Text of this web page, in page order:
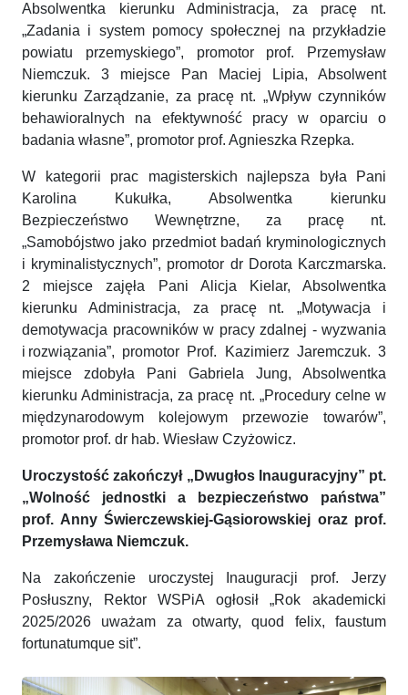
Absolwentka kierunku Administracja, za pracę nt.
„Zadania i system pomocy społecznej na przykładzie
powiatu przemyskiego”, promotor prof. Przemysław
Niemczuk. 3 miejsce Pan Maciej Lipia, Absolwent
kierunku Zarządzanie, za pracę nt. „Wpływ czynników
behawioralnych na efektywność pracy w oparciu o
badania własne”, promotor prof. Agnieszka Rzepka.
W kategorii prac magisterskich najlepsza była Pani
Karolina Kukułka, Absolwentka kierunku
Bezpieczeństwo Wewnętrzne, za pracę nt.
„Samobójstwo jako przedmiot badań kryminologicznych
i kryminalistycznych”, promotor dr Dorota Karczmarska.
2 miejsce zajęła Pani Alicja Kielar, Absolwentka
kierunku Administracja, za pracę nt. „Motywacja i
demotywacja pracowników w pracy zdalnej - wyzwania
i rozwiązania”, promotor Prof. Kazimierz Jaremczuk. 3
miejsce zdobyła Pani Gabriela Jung, Absolwentka
kierunku Administracja, za pracę nt. „Procedury celne w
międzynarodowym kolejowym przewozie towarów”,
promotor prof. dr hab. Wiesław Czyżowicz.
Uroczystość zakończył „Dwugłos Inauguracyjny” pt.
„Wolność jednostki a bezpieczeństwo państwa”
prof. Anny Świerczewskiej-Gąsiorowskiej oraz prof.
Przemysława Niemczuk.
Na zakończenie uroczystej Inauguracji prof. Jerzy
Posłuszny, Rektor WSPiA ogłosił „Rok akademicki
2025/2026 uważam za otwarty, quod felix, faustum
fortunatumque sit”.